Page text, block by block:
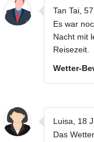
Tan Tai,
Es war
Nacht mit
Reisezeit.
Wetter-
Luisa, 18
Das